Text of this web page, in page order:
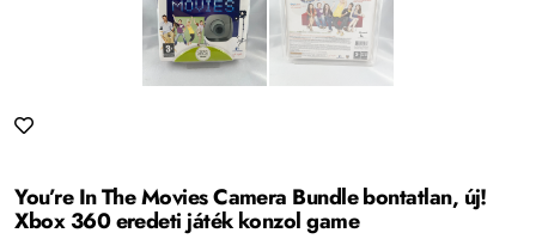
You’re In The Movies Camera Bundle bontatlan, új!
Xbox 360 eredeti játék konzol game